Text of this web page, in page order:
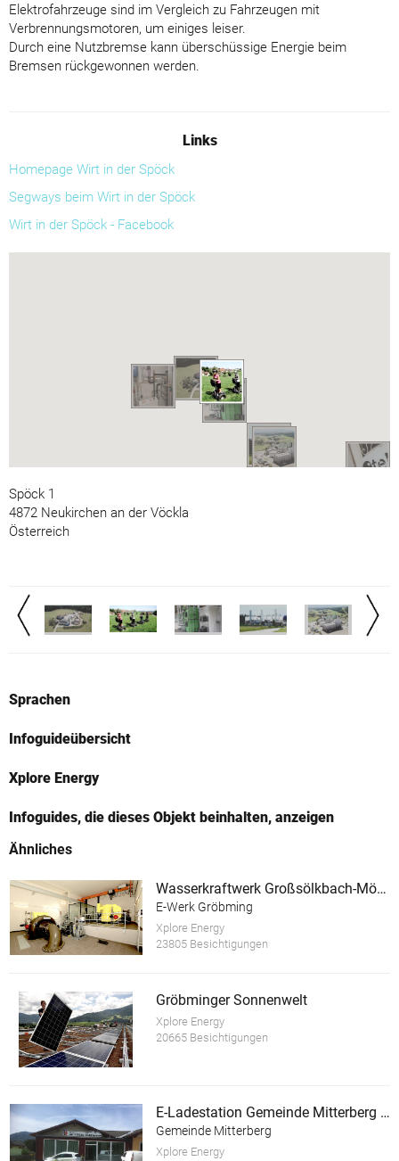
Elektrofahrzeuge sind im Vergleich zu Fahrzeugen mit
Verbrennungsmotoren, um einiges leiser.
Durch eine Nutzbremse kann überschüssige Energie beim
Bremsen rückgewonnen werden.
Links
Homepage Wirt in der Spöck
Segways beim Wirt in der Spöck
Wirt in der Spöck - Facebook
Spöck 1
4872 Neukirchen an der Vöckla
Österreich
Sprachen
Infoguideübersicht
Xplore Energy
Infoguides, die dieses Objekt beinhalten, anzeigen
Ähnliches
Wasserkraftwerk Großsölkbach-Mössna mit E-Ladestation
E-Werk Gröbming
Xplore Energy
23805 Besichtigungen
Gröbminger Sonnenwelt
Xplore Energy
20665 Besichtigungen
E-Ladestation Gemeinde Mitterberg St.Martin
Gemeinde Mitterberg
Xplore Energy